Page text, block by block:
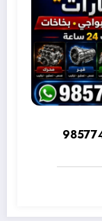
هيدروليك 98577474